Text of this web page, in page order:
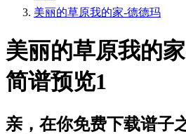
美丽的草原我的家-德德玛
美丽的草原我的
简谱预览1
亲，在你免费下载谱子